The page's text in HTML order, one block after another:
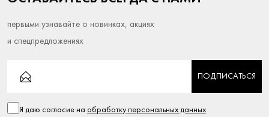
первыми узнавайте о новинках, акциях
и спецпредложениях
ПОДПИСАТЬСЯ
Я даю согласие на обработку персональных данных